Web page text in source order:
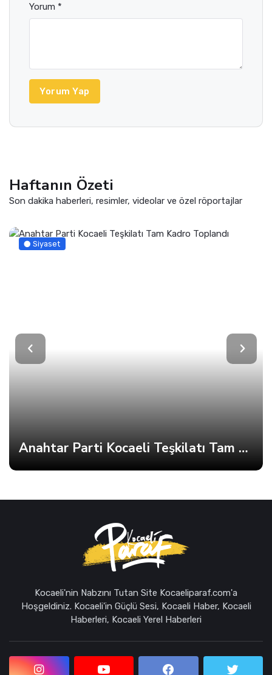
Yorum *
Yorum Yap
Haftanın Özeti
Son dakika haberleri, resimler, videolar ve özel röportajlar
Siyaset
Anahtar Parti Kocaeli Teşkilatı Tam Kadro Toplandı
Kocaeli'nin Nabzını Tutan Site Kocaeliparaf.com'a
Hoşgeldiniz. Kocaeli'in Güçlü Sesi, Kocaeli Haber, Kocaeli
Haberleri, Kocaeli Yerel Haberleri